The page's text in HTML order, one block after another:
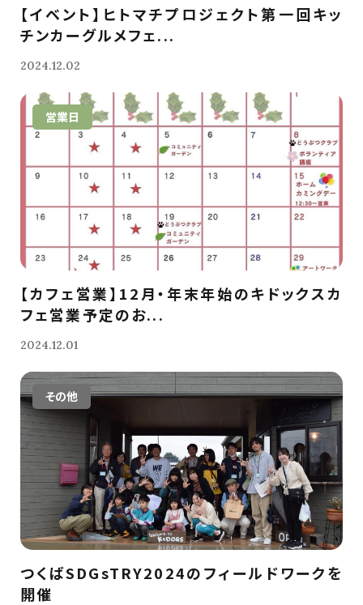
【イベント】ヒトマチプロジェクト第一回キッ
チンカーグルメフェ...
2024.12.02
営業日
【カフェ営業】12月・年末年始のキドックスカ
フェ営業予定のお...
2024.12.01
その他
つくばSDGsTRY2024のフィールドワークを
開催